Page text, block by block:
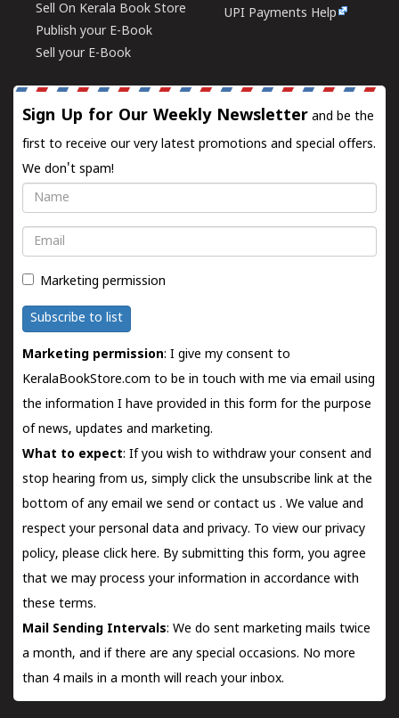
Sell On Kerala Book Store
Publish your E-Book
Sell your E-Book
UPI Payments Help
Sign Up for Our Weekly Newsletter and be the
first to receive our very latest promotions and special offers.
We don't spam!
Name
Email
Marketing permission
Subscribe to list
Marketing permission: I give my consent to
KeralaBookStore.com to be in touch with me via email using
the information I have provided in this form for the purpose
of news, updates and marketing.
What to expect: If you wish to withdraw your consent and
stop hearing from us, simply click the unsubscribe link at the
bottom of any email we send orcontact us . We value and
respect your personal data and privacy. To view our privacy
policy, please click here. By submitting this form, you agree
that we may process your information in accordance with
these terms.
Mail Sending Intervals: We do sent marketing mails twice
a month, and if there are any special occasions. No more
than 4 mails in a month will reach your inbox.